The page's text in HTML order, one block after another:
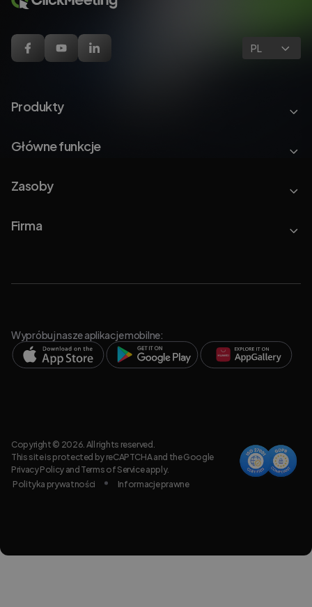
PL
Produkty
Główne funkcje
Zasoby
Firma
Wypróbuj nasze aplikacje mobilne:
Copyright © 2026. All rights reserved.
This site is protected by reCAPTCHA and the Google
Privacy Policyand Terms of Serviceapply.
Polityka prywatności
Informacje prawne